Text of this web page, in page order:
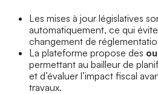
Les mises à jour législatives
automatiquement, ce qui
changement de
La plateforme propose des
permettant au bailleur de
et d’évaluer l’impact fiscal
travaux.